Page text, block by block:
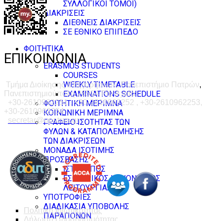
ΣΥΛΛΟΓΙΚΟΙ ΤΟΜΟΙ)
ΔΙΑΚΡΙΣΕΙΣ
ΔΙΕΘΝΕΙΣ ΔΙΑΚΡΙΣΕΙΣ
ΣΕ ΕΘΝΙΚΟ ΕΠΙΠΕΔΟ
ΦΟΙΤΗΤΙΚΑ
ERASMUS STUDENTS
COURSES
WEEKLY TIMETABLE
EXAMINATIONS SCHEDULE
ΦΟΙΤΗΤΙΚΗ ΜΕΡΙΜΝΑ
ΚΟΙΝΩΝΙΚΗ ΜΕΡΙΜΝΑ
ΓΡΑΦΕΙΟ ΙΣΟΤΗΤΑΣ ΤΩΝ
ΦΥΛΩΝ & ΚΑΤΑΠΟΛΕΜΗΣΗΣ
ΤΩΝ ΔΙΑΚΡΙΣΕΩΝ
ΜΟΝΑΔΑ ΙΣΟΤΙΜΗΣ
ΠΡΟΣΒΑΣΗΣ
ΙΣΤΟΤΟΠΟΣ
ΕΣΩΤΕΡΙΚΟΣ ΚΑΝΟΝΙΣΜΟΣ
ΛΕΙΤΟΥΡΓΙΑΣ
ΥΠΟΤΡΟΦΙΕΣ
ΔΙΑΔΙΚΑΣΙΑ ΥΠΟΒΟΛΗΣ
ΠΑΡΑΠΟΝΩΝ
ΕΠΙΚΟΙΝΩΝΙΑ
Τμήμα Διοίκησης Επιχειρήσεων, Πανεπιστήμιο Πατρών,
Πανεπιστημιούπολη 26504 Ρίο Αχαΐα
+30-2610962251 , +30-2610962252 , +30-2610962253,
+30-2610962254
secretar@upatras.gr
Πολιτική Ιδιωτικοτητας